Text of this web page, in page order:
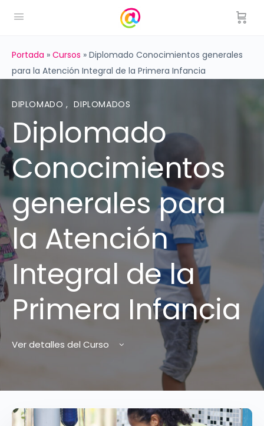
Portada » Cursos » Diplomado Conocimientos generales
para la Atención Integral de la Primera Infancia
DIPLOMADO, DIPLOMADOS
Diplomado
Conocimientos
generales para
la Atención
Integral de la
Primera Infancia
Ver detalles del Curso